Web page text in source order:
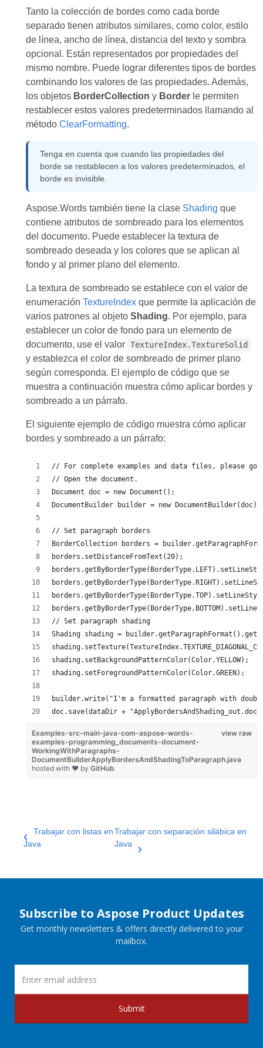
Tanto la colección de bordes como cada borde
separado tienen atributos similares, como color, estilo
de línea, ancho de línea, distancia del texto y sombra
opcional. Están representados por propiedades del
mismo nombre. Puede lograr diferentes tipos de bordes
combinando los valores de las propiedades. Además,
los objetos BorderCollection y Borderle permiten
restablecer estos valores predeterminados llamando al
método ClearFormatting.
Tenga en cuenta que cuando las propiedades del
borde se restablecen a los valores predeterminados, el
borde es invisible.
Aspose.Words también tiene la clase Shading que
contiene atributos de sombreado para los elementos
del documento. Puede establecer la textura de
sombreado deseada y los colores que se aplican al
fondo y al primer plano del elemento.
La textura de sombreado se establece con el valor de
enumeración TextureIndexque permite la aplicación de
varios patrones al objeto Shading. Por ejemplo, para
establecer un color de fondo para un elemento de
documento, use el valor TextureIndex.TextureSolid
y establezca el color de sombreado de primer plano
según corresponda. El ejemplo de código que se
muestra a continuación muestra cómo aplicar bordes y
sombreado a un párrafo.
El siguiente ejemplo de código muestra cómo aplicar
bordes y sombreado a un párrafo:
// For complete examples and data files, please go
// Open the document.
Document doc = new Document();
DocumentBuilder builder = new DocumentBuilder(doc);
// Set paragraph borders
BorderCollection borders =
borders.setDistanceFromText(20);
// Set paragraph shading
Shading shading =
shading.setBackgroundPatternColor(Color.YELLOW);
shading.setForegroundPatternColor(Color.GREEN);
builder.write("I'm a formatted paragraph with
doc.save(dataDir +
view raw
Examples-src-main-java-com-aspose-words-
examples-programming_documents-document-
WorkingWithParagraphs-
DocumentBuilderApplyBordersAndShadingToParagraph.java
hosted with ❤ by GitHub
Trabajar con listas en
Java
Trabajar con separación silábica en
Java
Subscribe to Aspose Product Updates
Get monthly newsletters & offers directly delivered to your
mailbox.
Submit